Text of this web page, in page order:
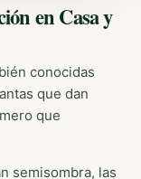
en Casa y
conocidas
que dan
que
semisombra, las